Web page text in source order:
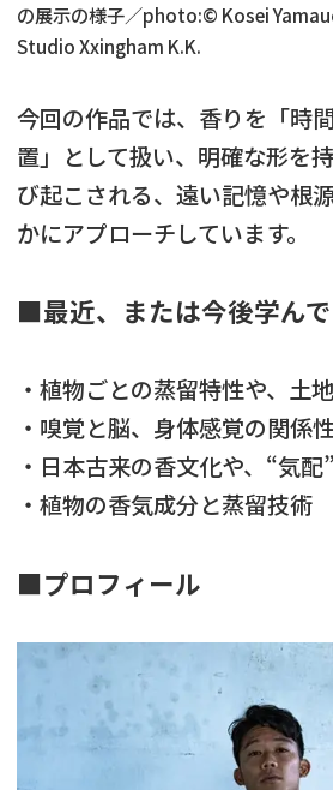
の展示の様子／photo:© Kosei
Studio Xxingham K.K.
今回の作品では、香りを「時
置」として扱い、明確な形を
び起こされる、遠い記憶や根
かにアプローチしています。
■最近、または今後学ん
・植物ごとの蒸留特性や、土
・嗅覚と脳、身体感覚の関係
・日本古来の香文化や、“気
・植物の香気成分と蒸留技術
■プロフィール